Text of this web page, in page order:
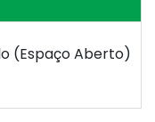
(Espaço Aberto)